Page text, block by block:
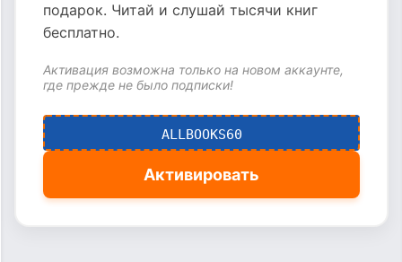
подарок. Читай и слушай тысячи книг
бесплатно.
Активация возможна только на новом аккаунте,
где прежде не было подписки!
ALLBOOKS60
Активировать